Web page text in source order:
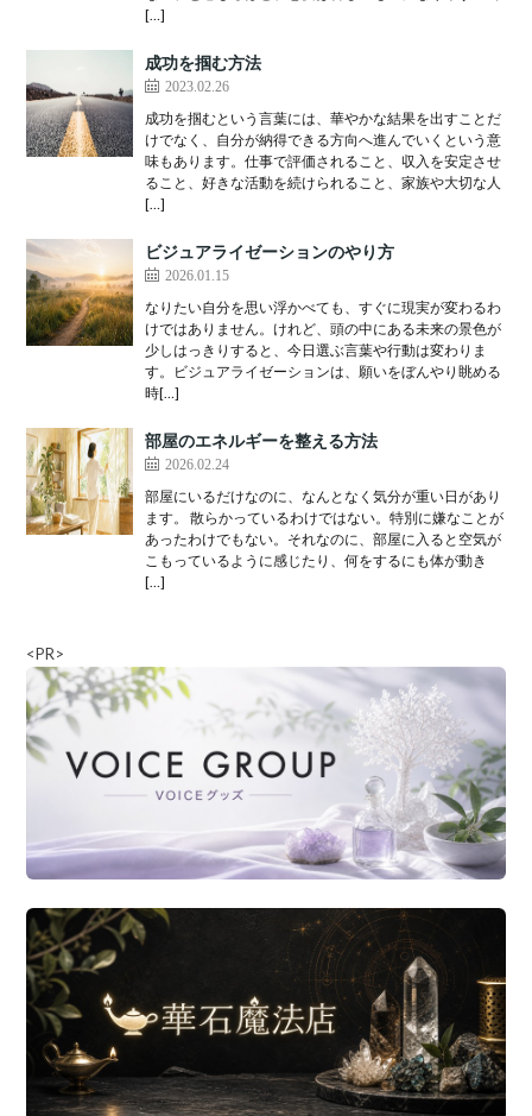
[…]
成功を掴む方法
2023.02.26
成功を掴むという言葉には、華やかな結果を出すことだ
けでなく、自分が納得できる方向へ進んでいくという意
味もあります。仕事で評価されること、収入を安定させ
ること、好きな活動を続けられること、家族や大切な人
[…]
ビジュアライゼーションのやり方
2026.01.15
なりたい自分を思い浮かべても、すぐに現実が変わるわ
けではありません。けれど、頭の中にある未来の景色が
少しはっきりすると、今日選ぶ言葉や行動は変わりま
す。ビジュアライゼーションは、願いをぼんやり眺める
時[…]
部屋のエネルギーを整える方法
2026.02.24
部屋にいるだけなのに、なんとなく気分が重い日があり
ます。 散らかっているわけではない。特別に嫌なことが
あったわけでもない。それなのに、部屋に入ると空気が
こもっているように感じたり、何をするにも体が動き
[…]
<PR>